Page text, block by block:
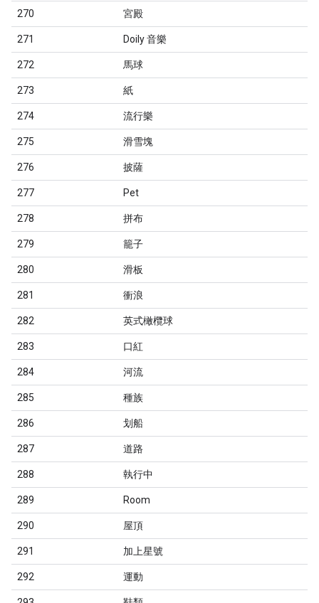
270 宮殿
271 Doily 音樂
272 馬球
273 紙
274 流行樂
275 滑雪塊
276 披薩
277 Pet
278 拼布
279 籠子
280 滑板
281 衝浪
282 英式橄欖球
283 口紅
284 河流
285 種族
286 划船
287 道路
288 執行中
289 Room
290 屋頂
291 加上星號
292 運動